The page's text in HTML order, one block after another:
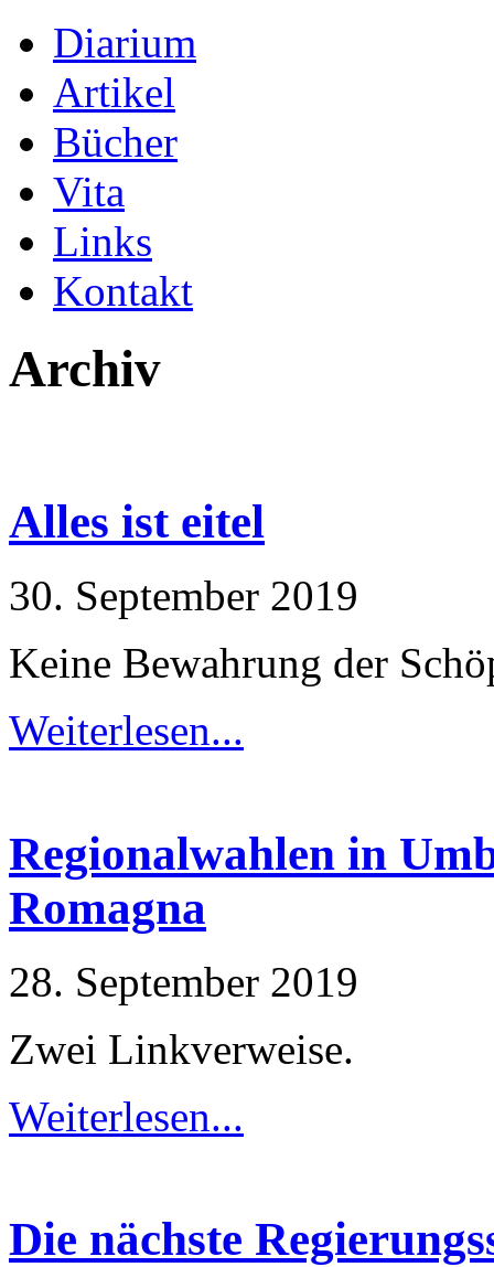
Diarium
Artikel
Bücher
Vita
Links
Kontakt
Archiv
Alles ist eitel
30. September 2019
Keine Bewahrung der
Weiterlesen...
Regionalwahlen in
Romagna
28. September 2019
Zwei Linkverweise.
Weiterlesen...
Die nächste